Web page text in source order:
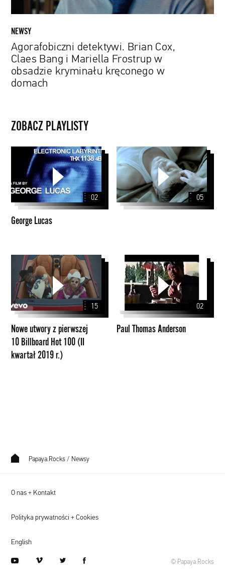
obsadzie
kryminału
w
domach
NEWSY
Agorafobiczni detektywi. Brian Cox,
Claes Bang i Mariella Frostrup w
obsadzie kryminału kręconego w
domach
ZOBACZ PLAYLISTY
02
George Lucas
05
Nowe
utwory
pierwszej
10
Hot
100
(II
15
Nowe utwory z pierwszej
10 Billboard Hot 100 (II
kwartał 2019 r.)
Paul
Thomas
Anderson
02
Paul Thomas Anderson
Papaya.Rocks / Newsy
O nas + Kontakt
Polityka prywatności + Cookies
English
© Papaya.Rocks
youtube vimeo twitter facebook